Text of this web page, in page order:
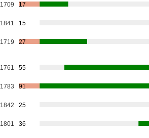
1709 17
1841 15
1719 27
1761 55
1783 91
1842 25
1801 36